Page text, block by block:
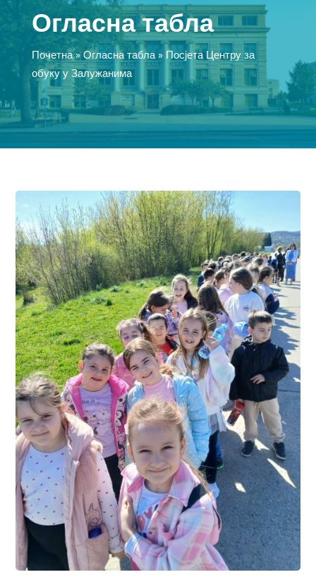
Огласна табла
Почетна»Огласна табла» Посјета Центру за
обуку у Залужанима